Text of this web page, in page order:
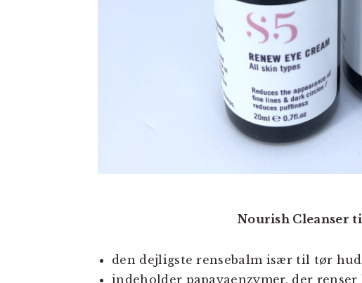
Nourish Cleanser
den dejligste rensebalm især til tør hud
indeholder papayaenzymer, der